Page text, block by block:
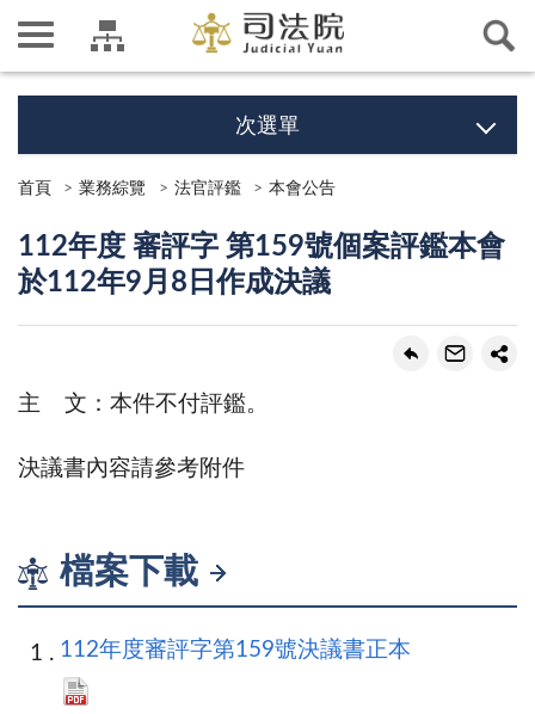
次選單
首頁 業務綜覽 法官評鑑 本會公告
112年度 審評字 第159號個案評鑑本會
於112年9月8日作成決議
主 文：本件不付評鑑。
決議書內容請參考附件
檔案下載
112年度審評字第159號決議書正本